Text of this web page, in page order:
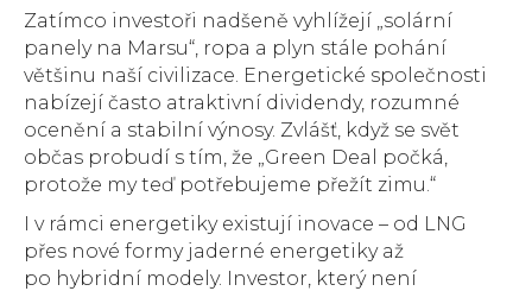
Zatímco investoři nadšeně vyhlížejí „solární
panely na Marsu“, ropa a plyn stále pohání
většinu naší civilizace. Energetické společnosti
nabízejí často atraktivní dividendy, rozumné
ocenění a stabilní výnosy. Zvlášť, když se svět
občas probudí s tím, že „Green Deal počká,
protože my teď potřebujeme přežít zimu.“
I v rámci energetiky existují inovace – od LNG
přes nové formy jaderné energetiky až
po hybridní modely. Investor, který není